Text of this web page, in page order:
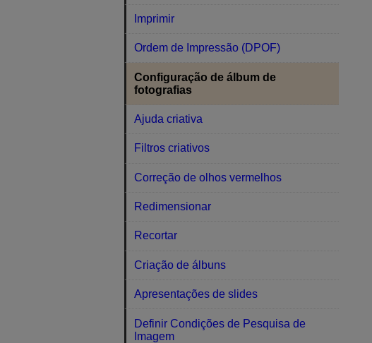
Imprimir
Ordem de Impressão (DPOF)
Configuração de álbum de
fotografias
Ajuda criativa
Filtros criativos
Correção de olhos vermelhos
Redimensionar
Recortar
Criação de álbuns
Apresentações de slides
Definir Condições de Pesquisa de
Imagem